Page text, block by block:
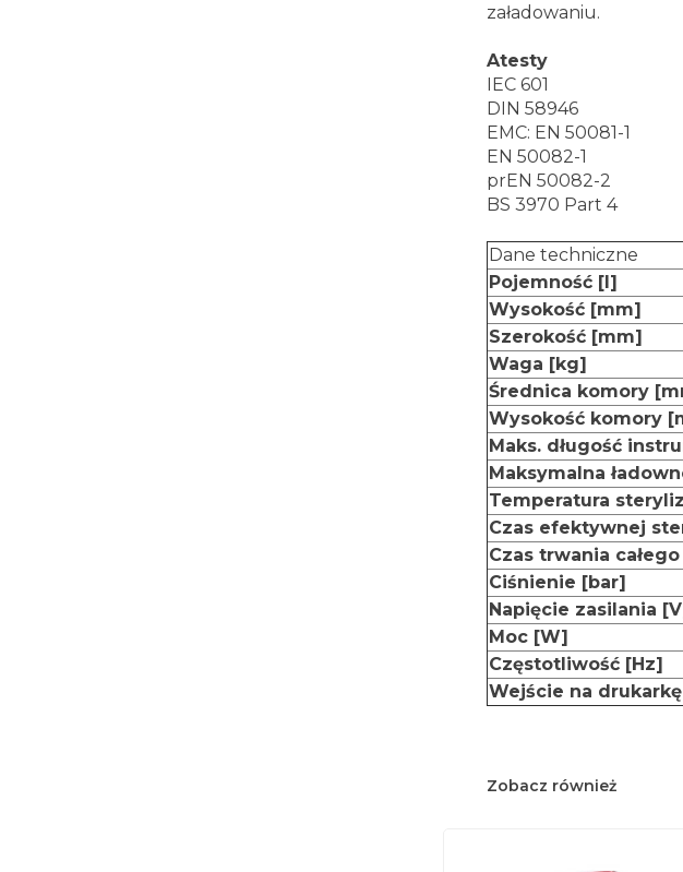
załadowaniu.
Atesty
IEC 601
DIN 58946
EMC: EN 50081-1
EN 50082-1
prEN 50082-2
BS 3970 Part 4
Dane techniczne
Pojemność [l]
Wysokość [mm]
Szerokość [mm]
Waga [kg]
Średnica komory
Wysokość komory
Maks. długość
Maksymalna
Temperatura
Czas efektywnej
Czas trwania
Ciśnienie [bar]
Napięcie zasilania
Moc [W]
Częstotliwość [Hz]
Wejście na drukarkę
Zobacz również